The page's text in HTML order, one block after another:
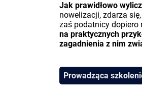
Jak prawidłowo
nowelizacji, zdarza
zaś podatnicy dopiero
na praktycznych
zagadnienia z nim
Prowadząca